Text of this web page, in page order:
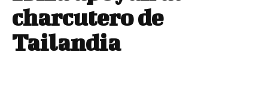
charcutero de
Tailandia